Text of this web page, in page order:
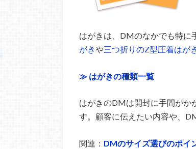
はがきは、DMのなかでも特に
がきや三つ折りのZ型圧着はが
≫ はがきの種類一覧
はがきのDMは開封に手間がか
す。顧客に伝えたい内容や、
関連： DMのサイズ選びのポイ